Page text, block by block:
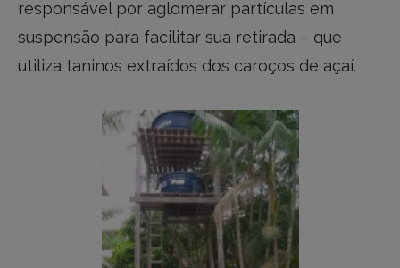
responsável por aglomerar partículas em
suspensão para facilitar sua retirada – que
utiliza taninos extraídos dos caroços de açaí.